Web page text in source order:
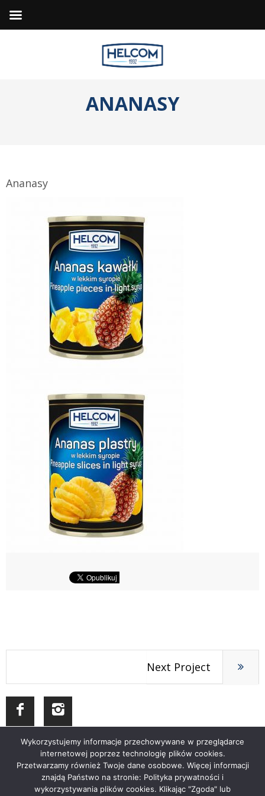
ANANASY
Ananasy
Next Project
Wykorzystujemy informacje przechowywane w przeglądarce
internetowej poprzez technologię plików cookies.
Przetwarzamy również Twoje dane osobowe. Więcej informacji
znajdą Państwo na stronie: Polityka prywatności i
wykorzystywania plików cookies. Klikając "Zgoda" lub